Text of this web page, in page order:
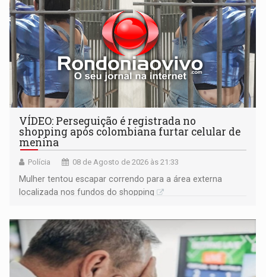
VÍDEO: Perseguição é registrada no
shopping após colombiana furtar celular de
menina
Polícia 08 de Agosto de 2026 às 21:33
Mulher tentou escapar correndo para a área externa
localizada nos fundos do shopping